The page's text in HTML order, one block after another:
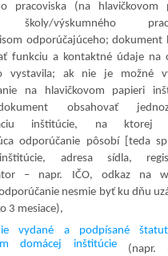
pracoviska (na hlavičkovom
školy/výskumného
odporúčajúceho; dokument
funkciu a kontaktné údaje na
vystavila; ak nie je možné
na hlavičkovom papieri
obsahovať
inštitúcie, na ktorej
odporúčanie pôsobí [teda
adresa sídla,
– napr. IČO, odkaz na
nesmie byť ku dňu
3 mesiace),
vydané a podpísané
domácej inštitúcie(napr.